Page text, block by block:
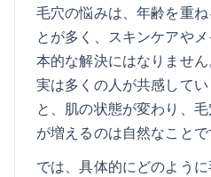
毛穴の悩みは、年齢を重
とが多く、スキンケアや
本的な解決にはなりません
実は多くの人が共感して
と、肌の状態が変わり、
が増えるのは自然なことで
では、具体的にどのよう